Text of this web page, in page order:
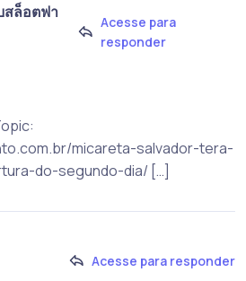
สล็อตฟา
Acesse para
responder
micareta-salvador-tera-
do-segundo-dia/ […]
Acesse para responder